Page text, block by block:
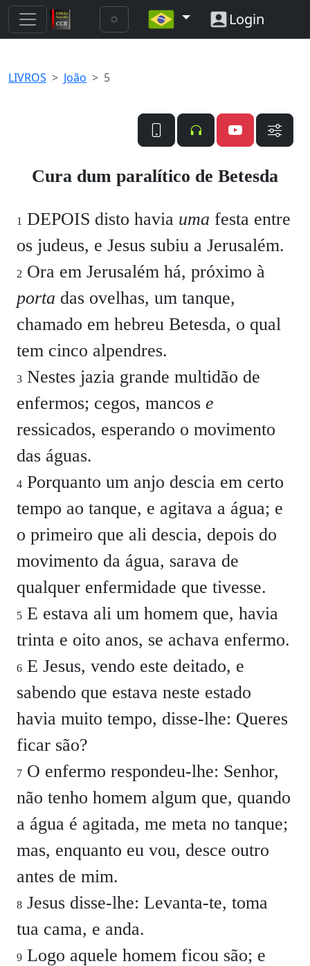
Login
LIVROS João 5
Cura dum paralítico de Betesda
1 DEPOIS disto havia uma festa entre
os judeus, e Jesus subiu a Jerusalém.
2 Ora em Jerusalém há, próximo à
porta das ovelhas, um tanque,
chamado em hebreu Betesda, o qual
tem cinco alpendres.
3 Nestes jazia grande multidão de
enfermos; cegos, mancos e
ressicados, esperando o movimento
das águas.
4 Porquanto um anjo descia em certo
tempo ao tanque, e agitava a água; e
o primeiro que ali descia, depois do
movimento da água, sarava de
qualquer enfermidade que tivesse.
5 E estava ali um homem que, havia
trinta e oito anos, se achava enfermo.
6 E Jesus, vendo este deitado, e
sabendo que estava neste estado
havia muito tempo, disse-lhe: Queres
ficar são?
7 O enfermo respondeu-lhe: Senhor,
não tenho homem algum que, quando
a água é agitada, me meta no tanque;
mas, enquanto eu vou, desce outro
antes de mim.
8 Jesus disse-lhe: Levanta-te, toma
tua cama, e anda.
9 Logo aquele homem ficou são; e